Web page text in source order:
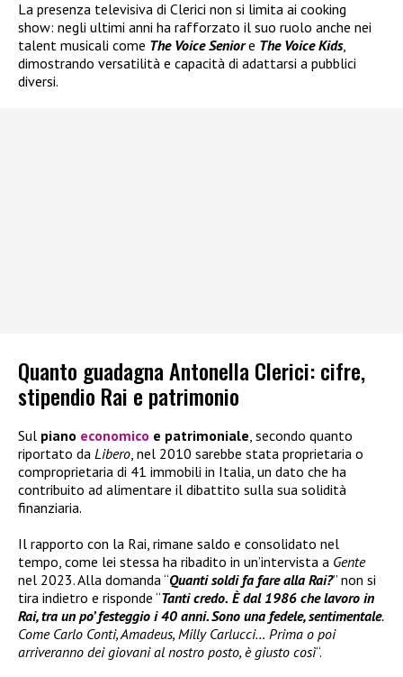
La presenza televisiva di Clerici non si limita ai cooking
show: negli ultimi anni ha rafforzato il suo ruolo anche nei
talent musicali come The Voice Senior e The Voice Kids,
dimostrando versatilità e capacità di adattarsi a pubblici
diversi.
Quanto guadagna Antonella Clerici: cifre,
stipendio Rai e patrimonio
Sul piano economico e patrimoniale , secondo quanto
riportato da Libero , nel 2010 sarebbe stata proprietaria o
comproprietaria di 41 immobili in Italia, un dato che ha
contribuito ad alimentare il dibattito sulla sua solidità
finanziaria.
Il rapporto con la Rai, rimane saldo e consolidato nel
tempo, come lei stessa ha ribadito in un’intervista a Gente
nel 2023. Alla domanda “Quanti soldi fa fare alla Rai?” non si
tira indietro e risponde “Tanti credo. È dal 1986 che lavoro in
Rai, tra un po’ festeggio i 40 anni. Sono una fedele, sentimentale.
Come Carlo Conti, Amadeus, Milly Carlucci… Prima o poi
arriveranno dei giovani al nostro posto, è giusto così“.